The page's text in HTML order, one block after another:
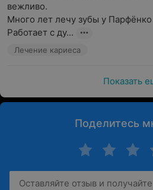
вежливо.
Много лет лечу зубы у
Работает с ду...
Лечение кариеса
Показать
Поделитесь